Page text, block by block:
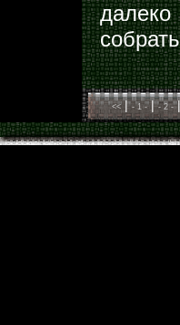
<<|- 1 -|- 2 -